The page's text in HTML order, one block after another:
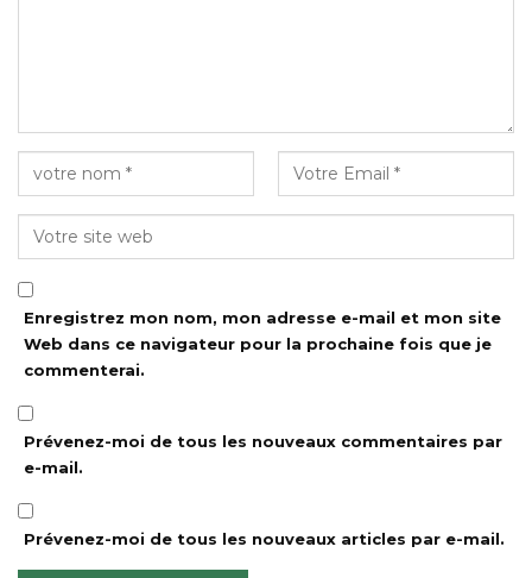
Enregistrez mon nom, mon adresse e-mail et mon site
Web dans ce navigateur pour la prochaine fois que je
commenterai.
Prévenez-moi de tous les nouveaux commentaires par
e-mail.
Prévenez-moi de tous les nouveaux articles par e-mail.